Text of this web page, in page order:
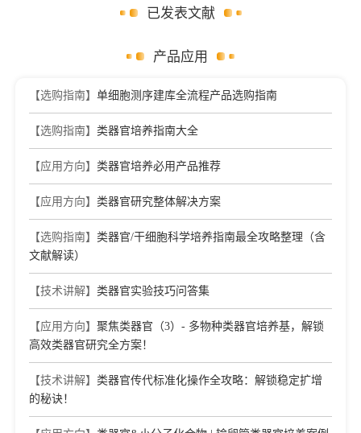
已发表文献
产品应用
【选购指南】 单细胞测序建库全流程产品选购指南
【选购指南】 类器官培养指南大全
【应用方向】 类器官培养必用产品推荐
【应用方向】 类器官研究整体解决方案
【选购指南】 类器官/干细胞科学培养指南最全攻略整理（含
文献解读）
【技术讲解】 类器官实验技巧问答集
【应用方向】 聚焦类器官（3）- 多物种类器官培养基，解锁
高效类器官研究全方案！
【技术讲解】 类器官传代标准化操作全攻略：解锁稳定扩增
的秘诀！